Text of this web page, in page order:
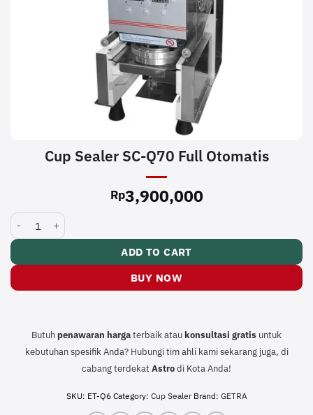
Cup Sealer SC-Q70 Full Otomatis
Rp3,900,000
Cup Sealer SC-Q70 Full Otomatis quantity
ADD TO CART
BUY NOW
Butuh penawaran hargaterbaik atau konsultasi gratis untuk
kebutuhan spesifik Anda? Hubungi tim ahli kami sekarang juga, di
cabang terdekat Astrodi Kota Anda!
SKU: ET-Q6 Category: Cup Sealer Brand: GETRA